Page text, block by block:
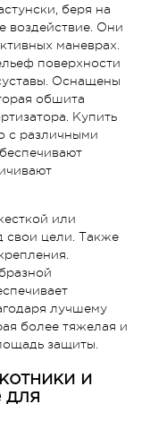
беря на
воздействие. Они
маневрах.
поверхности
Оснащены
обшита
Купить
с различными
или
свои цели. Также
лучшему
более тяжелая и
защиты.
и
для